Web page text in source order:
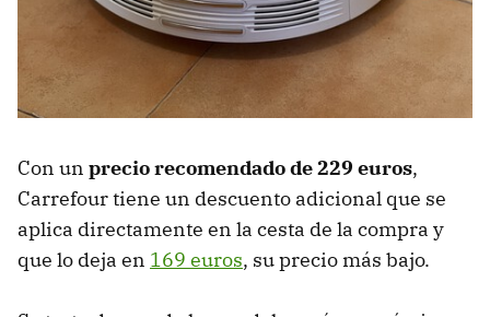
Con un precio recomendado de 229 euros,
Carrefour tiene un descuento adicional que se
aplica directamente en la cesta de la compra y
que lo deja en 169 euros, su precio más bajo.